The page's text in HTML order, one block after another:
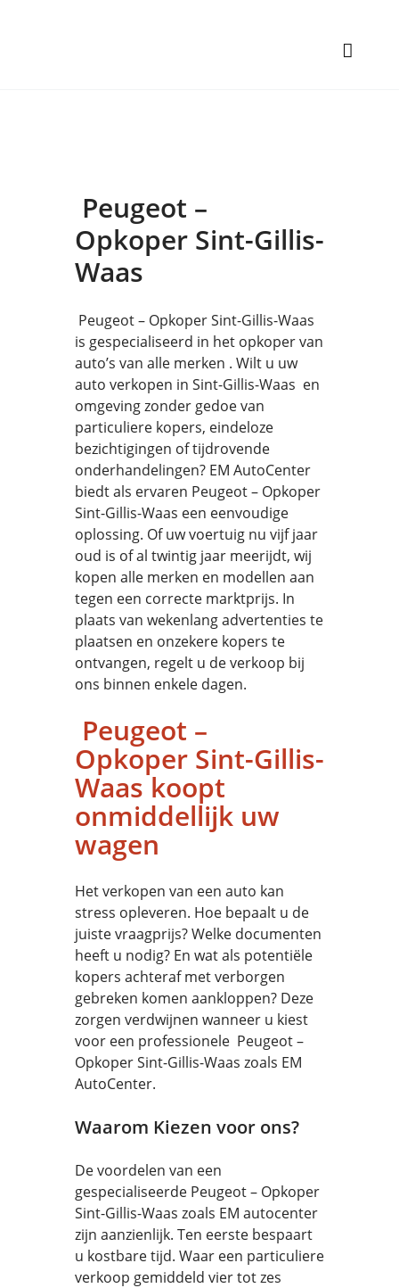
Peugeot –
Opkoper Sint-Gillis-
Waas
Peugeot – Opkoper Sint-Gillis-Waas
is gespecialiseerd in het opkoper van
auto’s van alle merken . Wilt u uw
auto verkopen in Sint-Gillis-Waas en
omgeving zonder gedoe van
particuliere kopers, eindeloze
bezichtigingen of tijdrovende
onderhandelingen? EM AutoCenter
biedt als ervaren Peugeot – Opkoper
Sint-Gillis-Waas een eenvoudige
oplossing. Of uw voertuig nu vijf jaar
oud is of al twintig jaar meerijdt, wij
kopen alle merken en modellen aan
tegen een correcte marktprijs. In
plaats van wekenlang advertenties te
plaatsen en onzekere kopers te
ontvangen, regelt u de verkoop bij
ons binnen enkele dagen.
Peugeot –
Opkoper Sint-Gillis-
Waas koopt
onmiddellijk uw
wagen
Het verkopen van een auto kan
stress opleveren. Hoe bepaalt u de
juiste vraagprijs? Welke documenten
heeft u nodig? En wat als potentiële
kopers achteraf met verborgen
gebreken komen aankloppen? Deze
zorgen verdwijnen wanneer u kiest
voor een professionele Peugeot –
Opkoper Sint-Gillis-Waas zoals EM
AutoCenter.
Waarom Kiezen voor ons?
De voordelen van een
gespecialiseerde Peugeot – Opkoper
Sint-Gillis-Waas zoals EM autocenter
zijn aanzienlijk. Ten eerste bespaart
u kostbare tijd. Waar een particuliere
verkoop gemiddeld vier tot zes